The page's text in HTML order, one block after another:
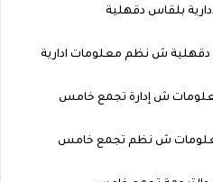
بلقاس دقهلية
دقهلية ش نظم معلومات ادارية
ش إدارة تجمع خامس
ش نظم تجمع خامس